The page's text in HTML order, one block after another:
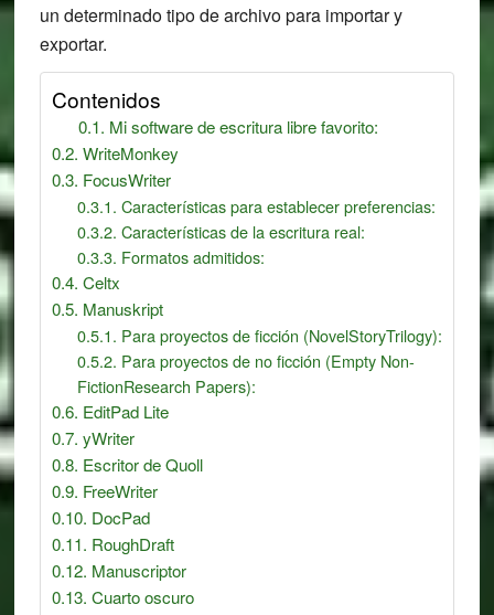
un determinado tipo de archivo para importar y
exportar.
Contenidos
Mi software de escritura libre favorito:
WriteMonkey
FocusWriter
Características para establecer preferencias:
Características de la escritura real:
Formatos admitidos:
Celtx
Manuskript
Para proyectos de ficción (NovelStoryTrilogy):
Para proyectos de no ficción (Empty Non-
FictionResearch Papers):
EditPad Lite
yWriter
Escritor de Quoll
FreeWriter
DocPad
RoughDraft
Manuscriptor
Cuarto oscuro